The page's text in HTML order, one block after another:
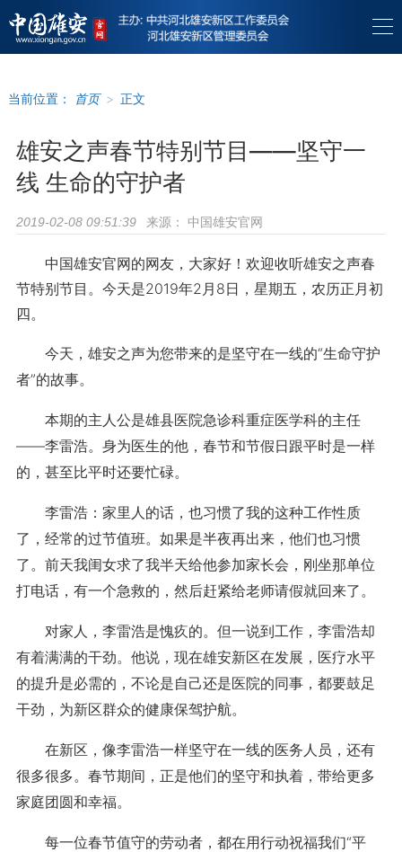
当前位置： 首页 > 正文
雄安之声春节特别节目——坚守一
线 生命的守护者
2019-02-08 09:51:39 来源： 中国雄安官网
中国雄安官网的网友，大家好！欢迎收听雄安之声春
节特别节目。今天是2019年2月8日，星期五，农历正月初
四。
今天，雄安之声为您带来的是坚守在一线的“生命守护
者”的故事。
本期的主人公是雄县医院急诊科重症医学科的主任
——李雷浩。身为医生的他，春节和节假日跟平时是一样
的，甚至比平时还要忙碌。
李雷浩：家里人的话，也习惯了我的这种工作性质
了，经常的过节值班。如果是半夜再出来，他们也习惯
了。前天我闺女求了我半天给他参加家长会，刚坐那单位
打电话，有一个急救的，然后赶紧给老师请假就回来了。
对家人，李雷浩是愧疚的。但一说到工作，李雷浩却
有着满满的干劲。他说，现在雄安新区在发展，医疗水平
的提升是必需的，不论是自己还是医院的同事，都要鼓足
干劲，为新区群众的健康保驾护航。
在新区，像李雷浩一样坚守在一线的医务人员，还有
很多很多。春节期间，正是他们的坚守和执着，带给更多
家庭团圆和幸福。
每一位春节值守的劳动者，都在用行动祝福我们“平